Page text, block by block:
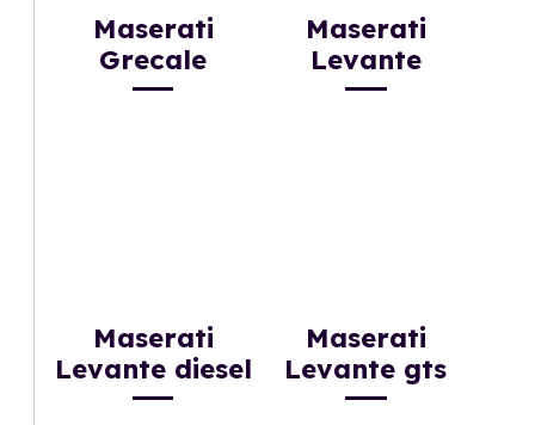
Maserati
Grecale
Maserati
Levante
Maserati
Levante diesel
Maserati
Levante gts